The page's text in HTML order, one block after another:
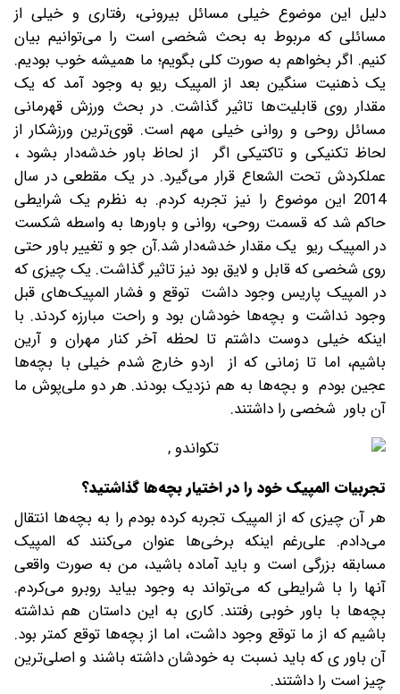
دلیل این موضوع خیلی مسائل بیرونی، رفتاری و خیلی از
مسائلی که مربوط به بحث شخصی است را می‌توانیم بیان
کنیم. اگر بخواهم به صورت کلی بگویم؛ ما همیشه خوب بودیم.
یک ذهنیت سنگین بعد از المپیک ریو به وجود آمد که یک
مقدار روی قابلیت‌ها تاثیر گذاشت. در بحث ورزش قهرمانی
مسائل روحی و روانی خیلی مهم است. قوی‌ترین ورزشکار از
لحاظ تکنیکی و تاکتیکی اگر از لحاظ باور خدشه‌دار بشود ،
عملکردش تحت الشعاع قرار می‌گیرد. در یک مقطعی در سال
2014 این موضوع را نیز تجربه کردم. به نظرم یک شرایطی
حاکم شد که قسمت روحی، روانی و باورها به واسطه شکست
در المپیک ریو یک مقدار خدشه‌دار شد.آن جو و تغییر باور حتی
روی شخصی که قابل و لایق بود نیز تاثیر گذاشت. یک چیزی که
در المپیک پاریس وجود داشت توقع و فشار المپیک‌های قبل
وجود نداشت و بچه‌ها خودشان بود و راحت مبارزه کردند. با
اینکه خیلی دوست داشتم تا لحظه آخر کنار مهران و آرین
باشیم، اما تا زمانی که از اردو خارج شدم خیلی با بچه‌ها
عجین بودم و بچه‌ها به هم نزدیک بودند. هر دو ملی‌پوش ما
آن باور شخصی را داشتند.
تجربیات المپیک خود را در اختیار بچه‌ها گذاشتید؟
هر آن چیزی که از المپیک تجربه کرده بودم را به بچه‌ها انتقال
می‌دادم. علی‌رغم اینکه برخی‌ها عنوان می‌کنند که المپیک
مسابقه بزرگی است و باید آماده باشید، من به صورت واقعی
آنها را با شرایطی که می‌تواند به وجود بیاید روبرو می‌کردم.
بچه‌ها با باور خوبی رفتند. کاری به این داستان هم نداشته
باشیم که از ما توقع وجود داشت، اما از بچه‌ها توقع کمتر بود.
آن باور ی که باید نسبت به خودشان داشته باشند و اصلی‌ترین
چیز است را داشتند.